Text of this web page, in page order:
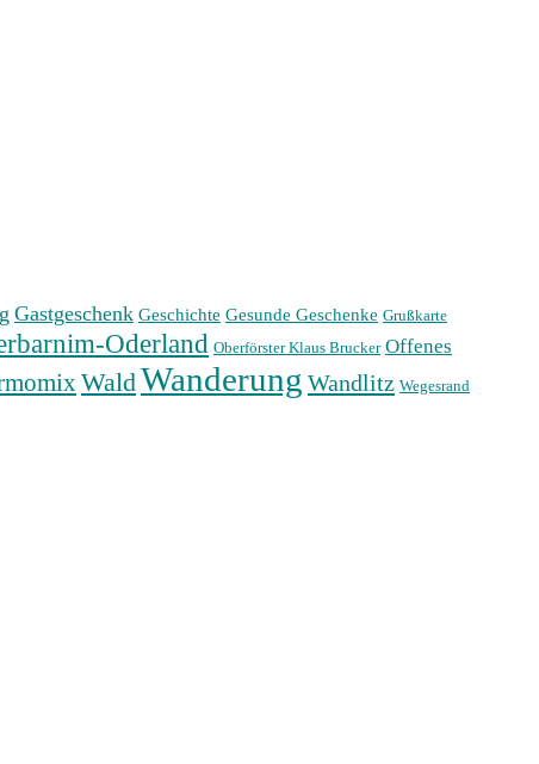
Gastgeschenk Geschichte Gesunde Geschenke Grußkarte
Oderland Oberförster Klaus Brucker Offenes
WaldWanderung Wandlitz Wegesrand